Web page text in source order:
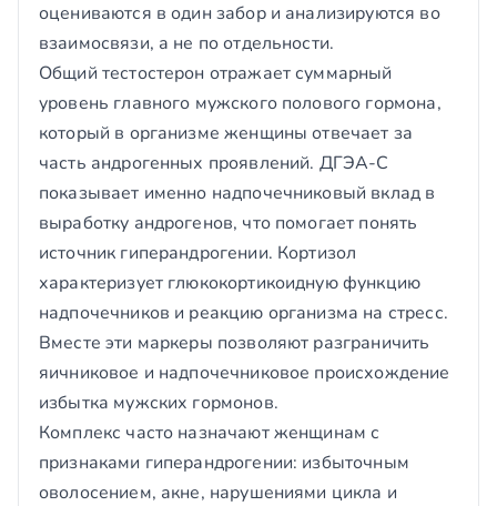
оцениваются в один забор и анализируются во
взаимосвязи, а не по отдельности.
Общий тестостерон отражает суммарный
уровень главного мужского полового гормона,
который в организме женщины отвечает за
часть андрогенных проявлений. ДГЭА-С
показывает именно надпочечниковый вклад в
выработку андрогенов, что помогает понять
источник гиперандрогении. Кортизол
характеризует глюкокортикоидную функцию
надпочечников и реакцию организма на стресс.
Вместе эти маркеры позволяют разграничить
яичниковое и надпочечниковое происхождение
избытка мужских гормонов.
Комплекс часто назначают женщинам с
признаками гиперандрогении: избыточным
оволосением, акне, нарушениями цикла и